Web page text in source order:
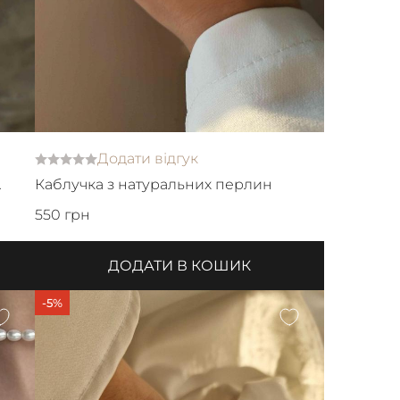
Додати відгук
Каблучка з натуральних перлин
550 грн
ДОДАТИ В КОШИК
-5%